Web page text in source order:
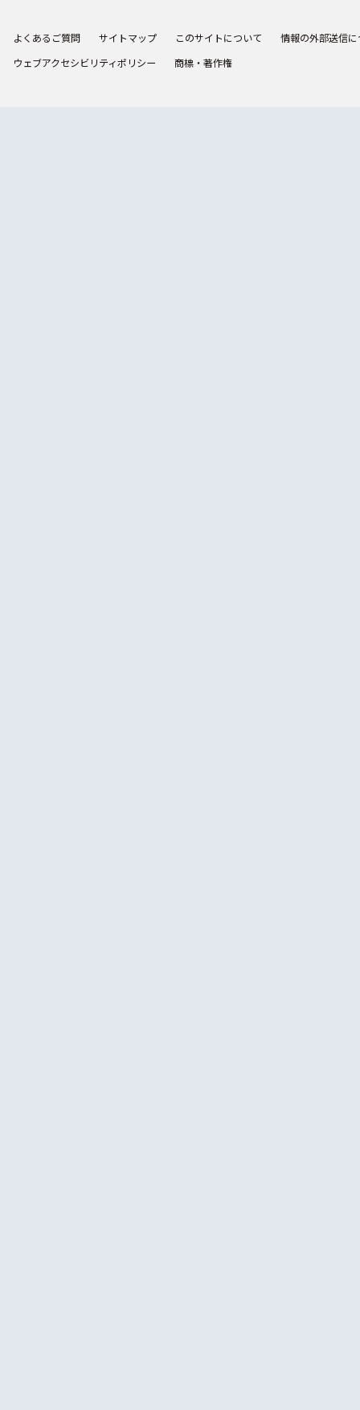
よくあるご質問 サイトマップ このサイトについて
情報の外部送信
ウェブアクセシビリティポリシー
商標・著作権